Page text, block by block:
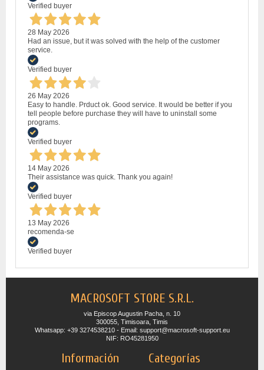
Verified buyer
28 May 2026
Had an issue, but it was solved with the help of the customer
service.
Verified buyer
26 May 2026
Easy to handle. Prduct ok. Good service. It would be better if you
tell people before purchase they will have to uninstall some
programs.
Verified buyer
14 May 2026
Their assistance was quick. Thank you again!
Verified buyer
13 May 2026
recomenda-se
Verified buyer
MACROSOFT STORE S.R.L.
via Episcop Augustin Pacha, n. 10
300055, Timisoara, Timis
Whatsapp: +39 3274538210 - Email: support@macrosoft-support.eu
NIF: RO45281950
Información Categorías